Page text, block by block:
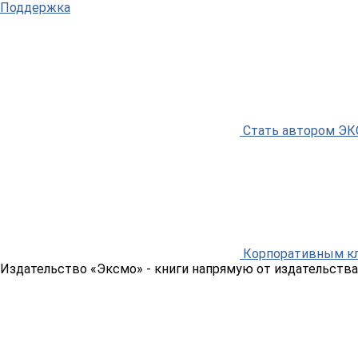
Поддержка
Стать автором
Корпоративным
Издательство «Эксмо» - книги напрямую от издательства